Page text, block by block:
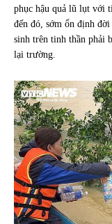
phục hậu quả lũ lụt với
đến đó, sớm ổn định
sinh trên tinh thần phải
lại trường.